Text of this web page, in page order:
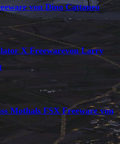
von Dino Cattaneo
X Freewarevon Larry
Mothals FSX Freeware von